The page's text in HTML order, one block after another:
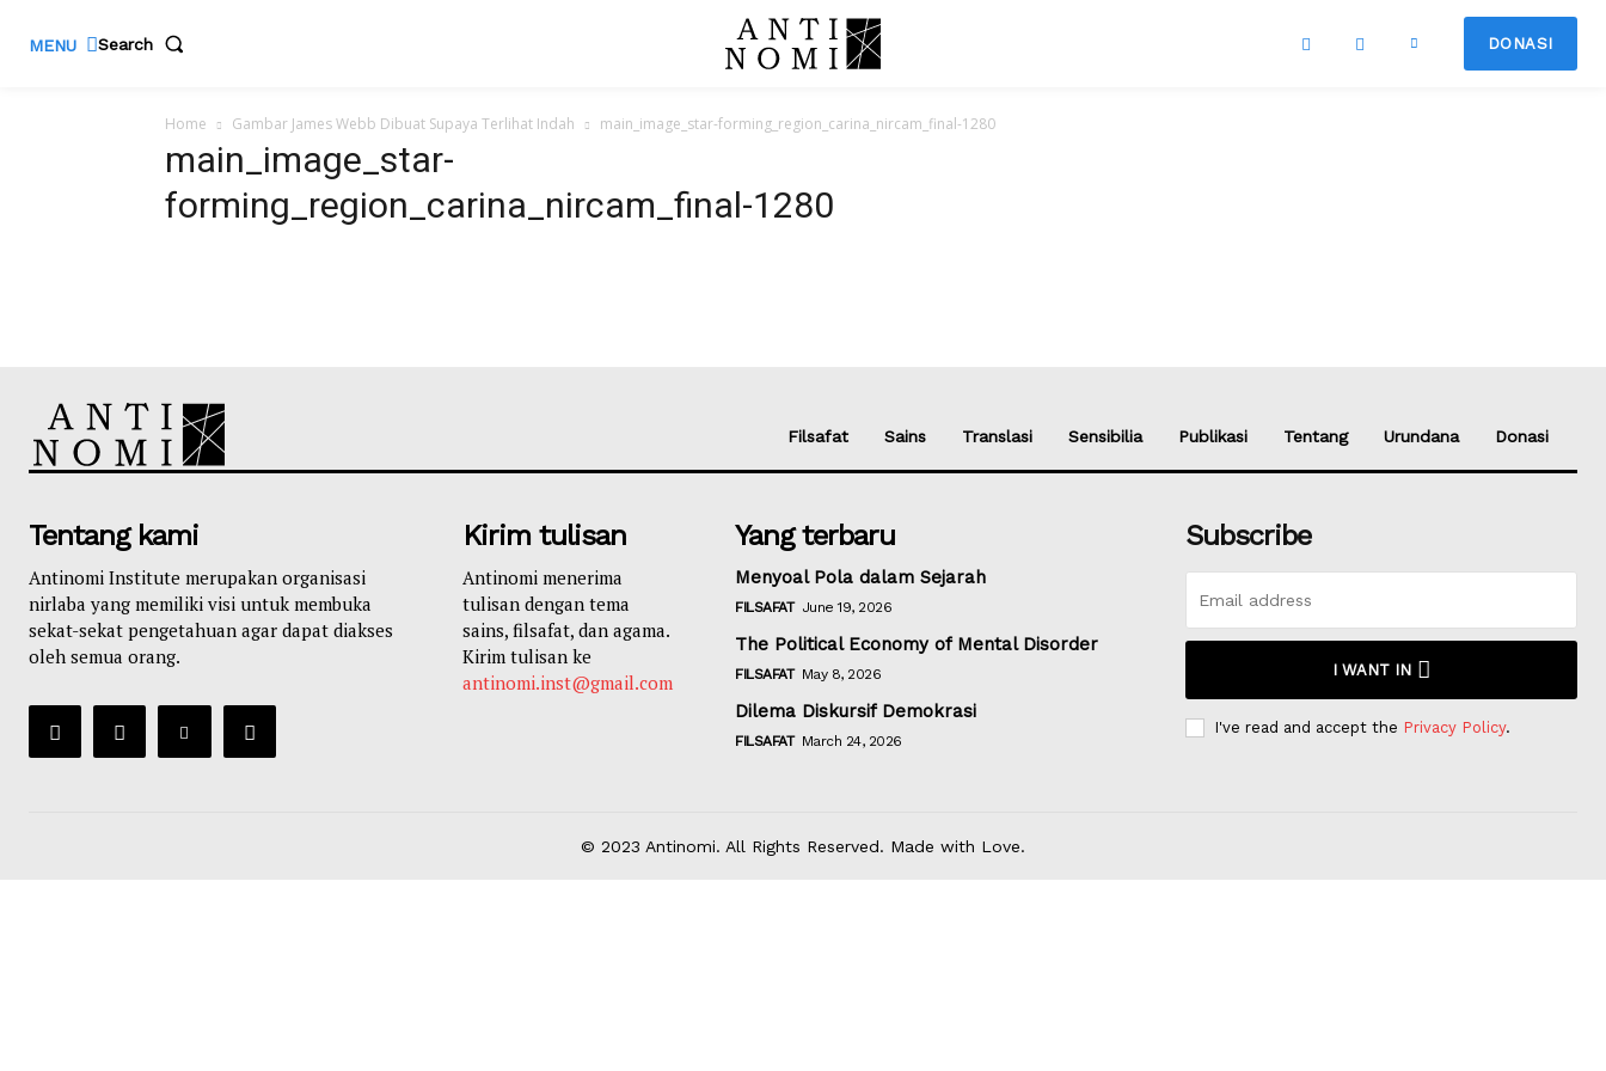
MENU Search DONASI
Home Gambar James Webb Dibuat Supaya Terlihat Indah main_image_star-forming_region_carina_nircam_final-1280
main_image_star-
forming_region_carina_nircam_final-1280
Filsafat Sains Translasi Sensibilia Publikasi Tentang Urundana Donasi
Tentang kami
Antinomi Institute merupakan organisasi
nirlaba yang memiliki visi untuk membuka
sekat-sekat pengetahuan agar dapat diakses
oleh semua orang.
Kirim tulisan
Antinomi menerima
tulisan dengan tema
sains, filsafat, dan agama.
Kirim tulisan ke
antinomi.inst@gmail.com
Yang terbaru
Menyoal Pola dalam Sejarah
FILSAFAT June 19, 2026
The Political Economy of Mental Disorder
FILSAFAT May 8, 2026
Dilema Diskursif Demokrasi
FILSAFAT March 24, 2026
Subscribe
I WANT IN
I've read and accept the Privacy Policy.
© 2023 Antinomi. All Rights Reserved. Made with Love.